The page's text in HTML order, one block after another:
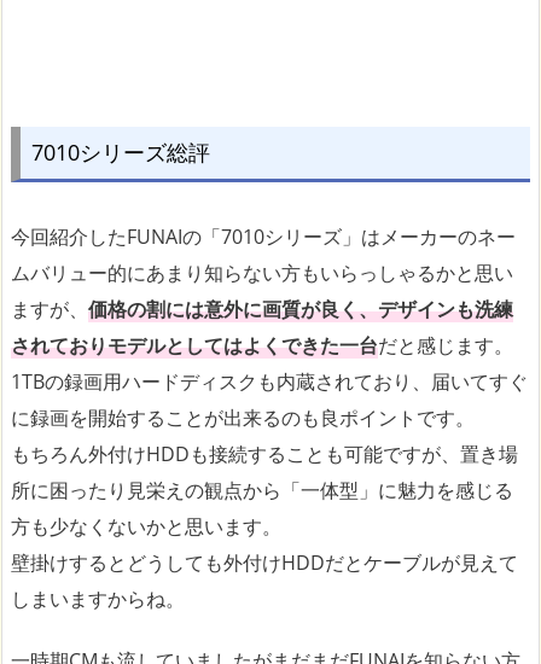
7010シリーズ総評
今回紹介したFUNAIの「7010シリーズ」はメーカーのネー
ムバリュー的にあまり知らない方もいらっしゃるかと思い
ますが、 価格の割には意外に画質が良く、デザインも洗練
されておりモデルとしてはよくできた一台だと感じます。
1TBの録画用ハードディスクも内蔵されており、届いてすぐ
に録画を開始することが出来るのも良ポイントです。
もちろん外付けHDDも接続することも可能ですが、置き場
所に困ったり見栄えの観点から「一体型」に魅力を感じる
方も少なくないかと思います。
壁掛けするとどうしても外付けHDDだとケーブルが見えて
しまいますからね。